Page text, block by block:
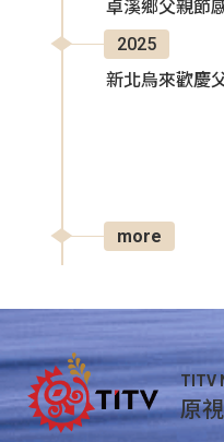
卓溪鄉父親節
2025
新北烏來歡慶
more
TITV
原